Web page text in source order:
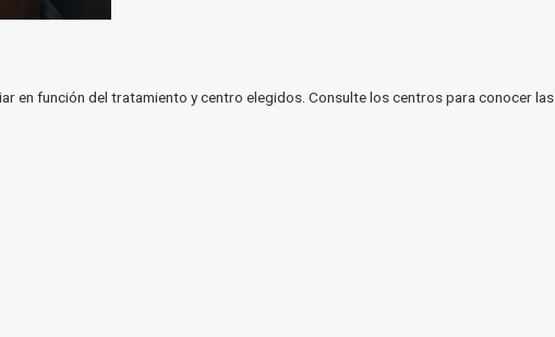
en función del tratamiento y centro elegidos. Consulte los centros para conocer las